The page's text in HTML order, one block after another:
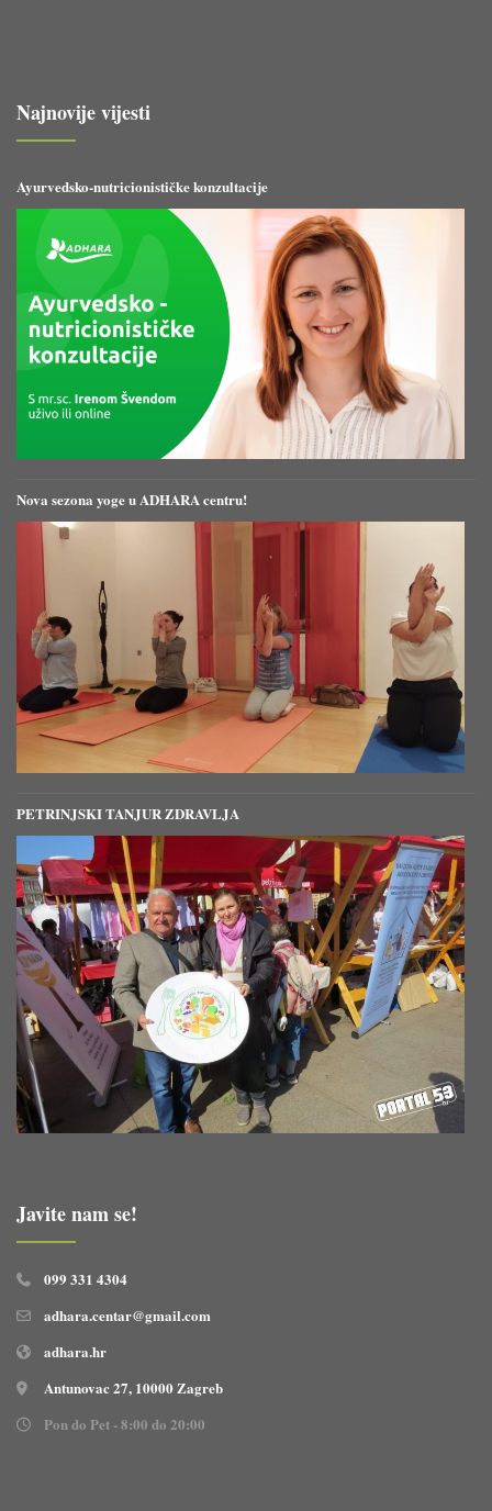
Najnovije vijesti
Ayurvedsko-nutricionističke konzultacije
Nova sezona yoge u ADHARA centru!
PETRINJSKI TANJUR ZDRAVLJA
Javite nam se!
099 331 4304
adhara.centar@gmail.com
adhara.hr
Antunovac 27, 10000 Zagreb
Pon do Pet - 8:00 do 20:00